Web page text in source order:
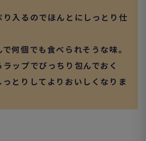
入るのでほんとにしっとり仕
何個でも食べられそうな味。
ップでぴっちり包んでおく
っとりしてよりおいしくなりま